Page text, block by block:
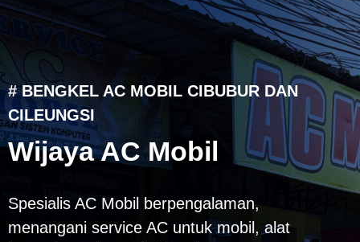
# BENGKEL AC MOBIL CIBUBUR DAN
CILEUNGSI
Wijaya AC Mobil
Spesialis AC Mobil berpengalaman,
menangani service AC untuk mobil, alat